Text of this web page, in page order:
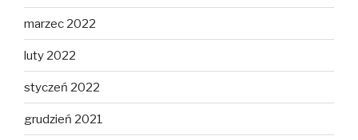
marzec 2022
luty 2022
styczeń 2022
grudzień 2021